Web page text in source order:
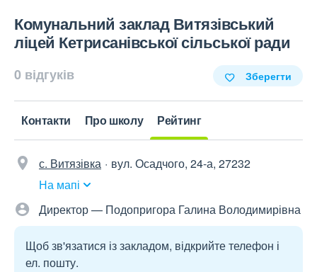
Комунальний заклад Витязівський
ліцей Кетрисанівської сільської ради
0 відгуків Зберегти
Контакти Про школу Рейтинг
с. Витязівка
вул. Осадчого, 24-а, 27232
На мапі
Директор — Подопригора Галина Володимирівна
Щоб зв'язатися із закладом, відкрийте телефон і
ел. пошту.